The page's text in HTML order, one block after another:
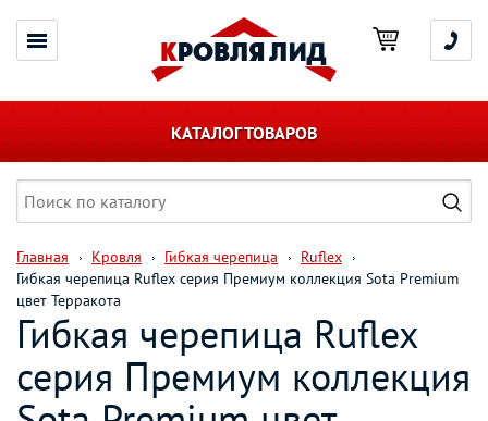
КАТАЛОГ ТОВАРОВ
Главная Кровля Гибкая черепица
Ruflex
Гибкая черепица Ruflex серия Премиум коллекция Sota Premium
цвет Терракота
Гибкая черепица Ruflex
серия Премиум коллекция